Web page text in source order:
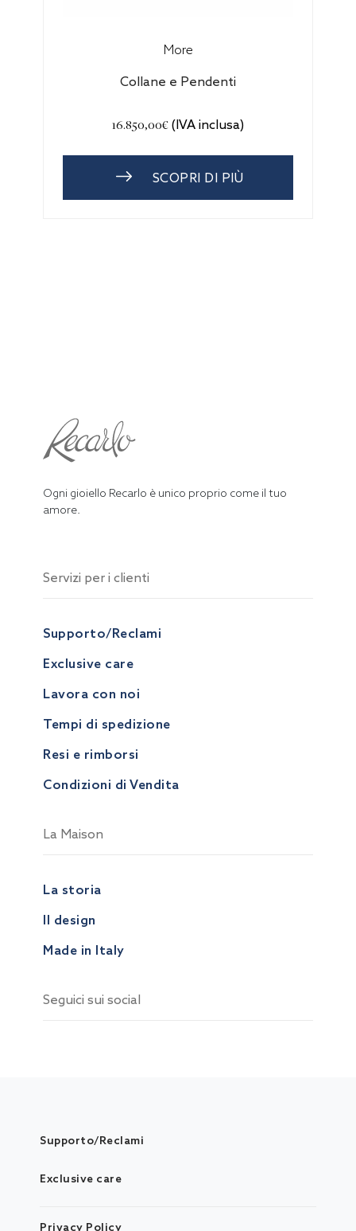
More
Collane e Pendenti
16.850,00€ (IVA inclusa)
SCOPRI DI PIÙ
Ogni gioiello Recarlo è unico proprio come il tuo
amore.
Servizi per i clienti
Supporto/Reclami
Exclusive care
Lavora con noi
Tempi di spedizione
Resi e rimborsi
Condizioni di Vendita
La Maison
La storia
Il design
Made in Italy
Seguici sui social
Supporto/Reclami
Exclusive care
Privacy Policy